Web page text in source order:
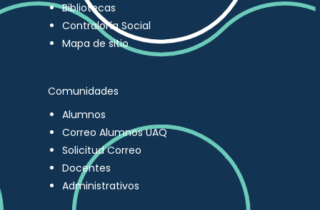
Bibliotecas
Contraloría Social
Mapa de sitio
Comunidades
Alumnos
Correo Alumnos UAQ
Solicitud Correo
Docentes
Administrativos